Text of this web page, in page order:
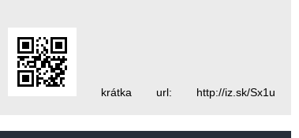
krátka url: http://iz.sk/Sx1u